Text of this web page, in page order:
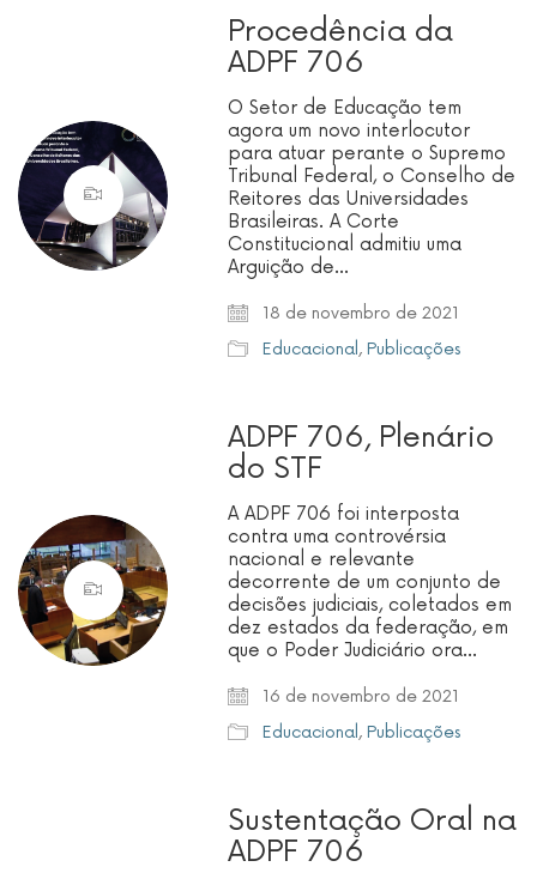
Procedência da
ADPF 706
O Setor de Educação tem
agora um novo interlocutor
para atuar perante o Supremo
Tribunal Federal, o Conselho de
Reitores das Universidades
Brasileiras. A Corte
Constitucional admitiu uma
Arguição de…
18 de novembro de 2021
Educacional ,Publicações
ADPF 706, Plenário
do STF
A ADPF 706 foi interposta
contra uma controvérsia
nacional e relevante
decorrente de um conjunto de
decisões judiciais, coletados em
dez estados da federação, em
que o Poder Judiciário ora…
16 de novembro de 2021
Educacional ,Publicações
Sustentação Oral na
ADPF 706